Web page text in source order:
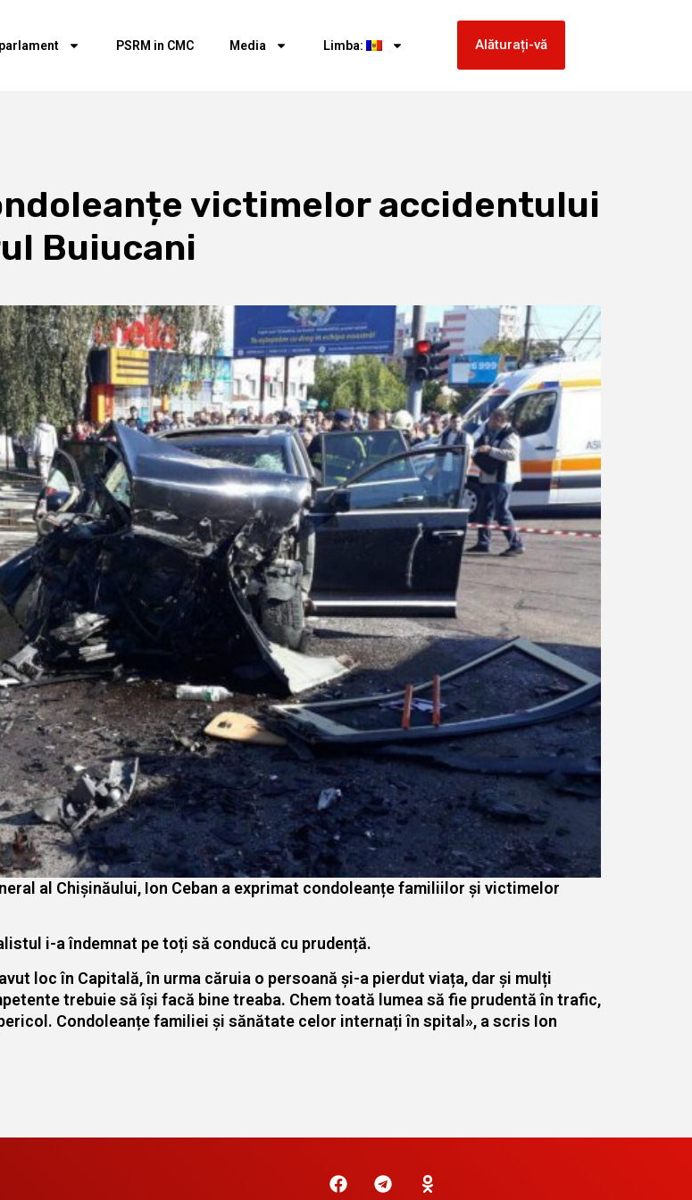
PSRM in CMC Media Limba: Alăturați-vă
victimelor accidentului
Buiucani
al Chișinăului, Ion Ceban a exprimat condoleanțe familiilor și victimelor
i-a îndemnat pe toți să conducă cu prudență.
loc în Capitală, în urma căruia o persoană și-a pierdut viața, dar și mulți
trebuie să își facă bine treaba. Chem toată lumea să fie prudentă în trafic,
Condoleanțe familiei și sănătate celor internați în spital», a scris Ion